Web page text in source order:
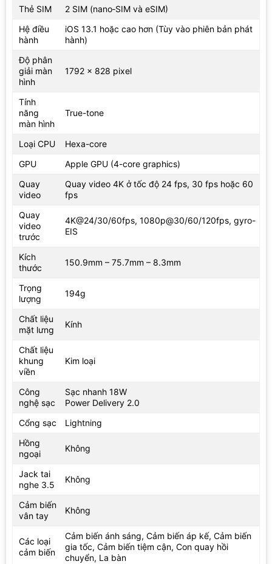
Thẻ SIM
2 SIM (nano‑SIM và eSIM)
Hệ điều
hành
iOS 13.1 hoặc cao hơn (Tùy vào phiên bản phát
hành)
Độ phân
giải màn
hình
1792 x 828 pixel
Tính
năng
màn hình
True-tone
Loại CPU
Hexa-core
GPU
Apple GPU (4-core graphics)
Quay
video
Quay video 4K ở tốc độ 24 fps, 30 fps hoặc 60
fps
Quay
video
trước
4K@24/30/60fps, 1080p@30/60/120fps, gyro-
EIS
Kích
thước
150.9mm – 75.7mm – 8.3mm
Trọng
lượng
194g
Chất liệu
mặt lưng
Kính
Chất liệu
khung
viền
Kim loại
Công
nghệ sạc
Sạc nhanh 18W
Power Delivery 2.0
Cổng sạc
Lightning
Hồng
ngoại
Không
Jack tai
nghe 3.5
Không
Cảm biến
vân tay
Không
Các loại
cảm biến
Cảm biến ánh sáng, Cảm biến áp kế, Cảm biến
gia tốc, Cảm biến tiệm cận, Con quay hồi
chuyển, La bàn